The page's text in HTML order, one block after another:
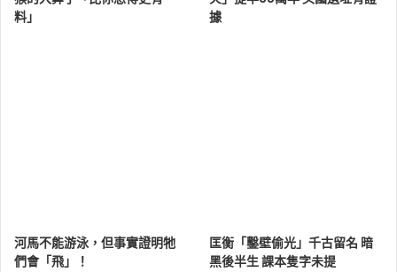
料」
據
河馬不能游泳，但事實證明牠
們會「飛」！
匡衡「鑿壁偷光」千古留名 暗
黑後半生 課本隻字未提